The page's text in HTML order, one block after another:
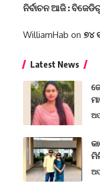
ନିର୍ବାଚନ ଆଜି :
WilliamHab on ୭୪
Latest News